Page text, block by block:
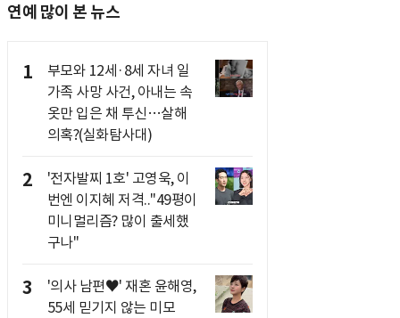
연예 많이 본 뉴스
1
부모와 12세·8세 자녀 일
가족 사망 사건, 아내는 속
옷만 입은 채 투신…살해
의혹?(실화탐사대)
2
'전자발찌 1호' 고영욱, 이
번엔 이지혜 저격.."49평이
미니멀리즘? 많이 출세했
구나"
3
'의사 남편♥' 재혼 윤해영,
55세 믿기지 않는 미모